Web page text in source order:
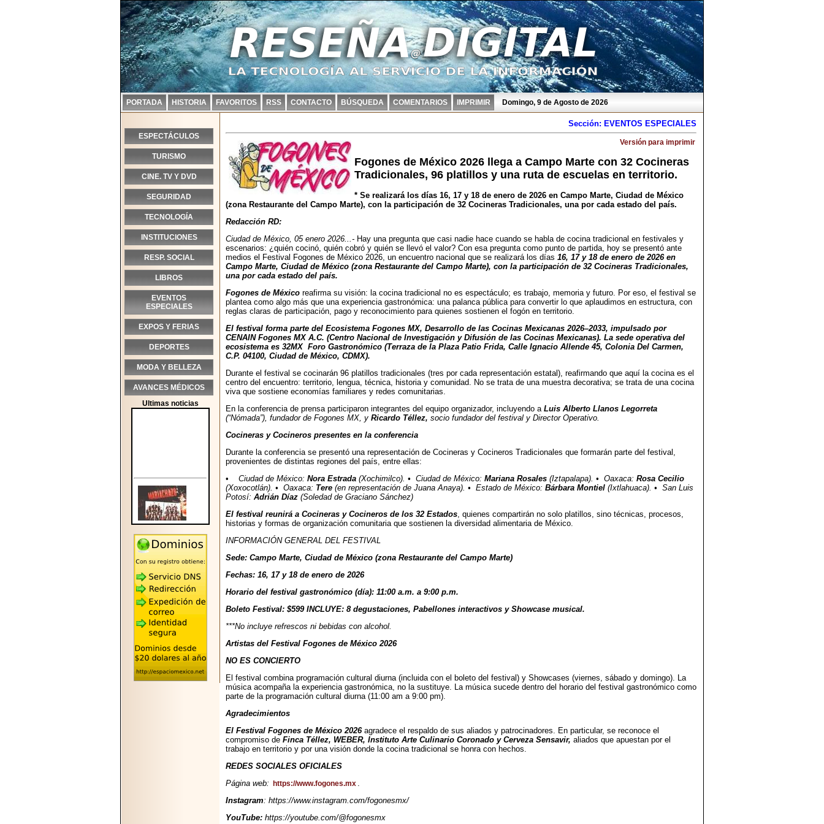
PORTADA HISTORIA FAVORITOS RSS CONTACTO BÚSQUEDA COMENTARIOS IMPRIMIR Domingo, 9 de Agosto de 2026
ESPECTÁCULOS
TURISMO
CINE. TV Y DVD
SEGURIDAD
TECNOLOGÍA
INSTITUCIONES
RESP. SOCIAL
LIBROS
EVENTOS
ESPECIALES
EXPOS Y FERIAS
DEPORTES
MODA Y BELLEZA
AVANCES MÉDICOS
Ultimas noticias
2026-05-25
"MARIACHAZO"
REÚNE A LAS
LEYENDAS
MARIACHI VARGAS
Y NUEVO
TECALITLÁN EN LA
ARENA CDMX.
2025-10-16
Sección: EVENTOS ESPECIALES
Versión para imprimir
Fogones de México 2026 llega a Campo Marte con 32 Cocineras
Tradicionales, 96 platillos y una ruta de escuelas en territorio.
* Se realizará los días 16, 17 y 18 de enero de 2026 en Campo Marte, Ciudad de México
(zona Restaurante del Campo Marte), con la participación de 32 Cocineras Tradicionales, una por cada estado del país.
Redacción RD:
Ciudad de México, 05 enero 2026...- Hay una pregunta que casi nadie hace cuando se habla de cocina tradicional en festivales y
escenarios: ¿quién cocinó, quién cobró y quién se llevó el valor? Con esa pregunta como punto de partida, hoy se presentó ante
medios el Festival Fogones de México 2026, un encuentro nacional que se realizará los días 16, 17 y 18 de enero de 2026 en
Campo Marte, Ciudad de México (zona Restaurante del Campo Marte), con la participación de 32 Cocineras Tradicionales,
una por cada estado del país.
Fogones de México reafirma su visión: la cocina tradicional no es espectáculo; es trabajo, memoria y futuro. Por eso, el festival se
plantea como algo más que una experiencia gastronómica: una palanca pública para convertir lo que aplaudimos en estructura, con
reglas claras de participación, pago y reconocimiento para quienes sostienen el fogón en territorio.
El festival forma parte del Ecosistema Fogones MX, Desarrollo de las Cocinas Mexicanas 2026–2033, impulsado por
CENAIN Fogones MX A.C. (Centro Nacional de Investigación y Difusión de las Cocinas Mexicanas). La sede operativa del
ecosistema es 32MX Foro Gastronómico (Terraza de la Plaza Patio Frida, Calle Ignacio Allende 45, Colonia Del Carmen,
C.P. 04100, Ciudad de México, CDMX).
Durante el festival se cocinarán 96 platillos tradicionales (tres por cada representación estatal), reafirmando que aquí la cocina es el
centro del encuentro: territorio, lengua, técnica, historia y comunidad. No se trata de una muestra decorativa; se trata de una cocina
viva que sostiene economías familiares y redes comunitarias.
En la conferencia de prensa participaron integrantes del equipo organizador, incluyendo a Luis Alberto Llanos Legorreta
(“Nómada”), fundador de Fogones MX, y Ricardo Téllez, socio fundador del festival y Director Operativo.
Cocineras y Cocineros presentes en la conferencia
Durante la conferencia se presentó una representación de Cocineras y Cocineros Tradicionales que formarán parte del festival,
provenientes de distintas regiones del país, entre ellas:
• Ciudad de México: Nora Estrada (Xochimilco). • Ciudad de México: Mariana Rosales (Iztapalapa). • Oaxaca: Rosa Cecilio
(Xoxocotlán). • Oaxaca: Tere (en representación de Juana Anaya). • Estado de México: Bárbara Montiel (Ixtlahuaca). • San Luis
Potosí: Adrián Díaz (Soledad de Graciano Sánchez)
El festival reunirá a Cocineras y Cocineros de los 32 Estados, quienes compartirán no solo platillos, sino técnicas, procesos,
historias y formas de organización comunitaria que sostienen la diversidad alimentaria de México.
INFORMACIÓN GENERAL DEL FESTIVAL
Sede: Campo Marte, Ciudad de México (zona Restaurante del Campo Marte)
Fechas: 16, 17 y 18 de enero de 2026
Horario del festival gastronómico (día): 11:00 a.m. a 9:00 p.m.
Boleto Festival: $599 INCLUYE: 8 degustaciones, Pabellones interactivos y Showcase musical.
***No incluye refrescos ni bebidas con alcohol.
Artistas del Festival Fogones de México 2026
NO ES CONCIERTO
El festival combina programación cultural diurna (incluida con el boleto del festival) y Showcases (viernes, sábado y domingo). La
música acompaña la experiencia gastronómica, no la sustituye. La música sucede dentro del horario del festival gastronómico como
parte de la programación cultural diurna (11:00 am a 9:00 pm).
Agradecimientos
El Festival Fogones de México 2026agradece el respaldo de sus aliados y patrocinadores. En particular, se reconoce el
compromiso de Finca Téllez, WEBER, Instituto Arte Culinario Coronado y Cerveza Sensavir, aliados que apuestan por el
trabajo en territorio y por una visión donde la cocina tradicional se honra con hechos.
REDES SOCIALES OFICIALES
Página web:
https://www.fogones.mx .
Instagram: https://www.instagram.com/fogonesmx/
YouTube: https://youtube.com/@fogonesmx